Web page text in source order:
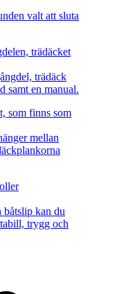
valt att sluta
trädäck
samt en manual.
mellan
båtslip kan du
trygg och